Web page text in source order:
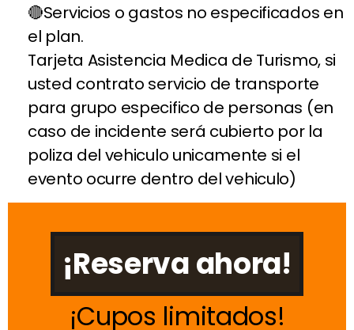
Servicios o gastos no especificados en
el plan.
Tarjeta Asistencia Medica de Turismo, si
usted contrato servicio de transporte
para grupo especifico de personas (en
caso de incidente será cubierto por la
poliza del vehiculo unicamente si el
evento ocurre dentro del vehiculo)
¡Reserva ahora!
Cupos limitados